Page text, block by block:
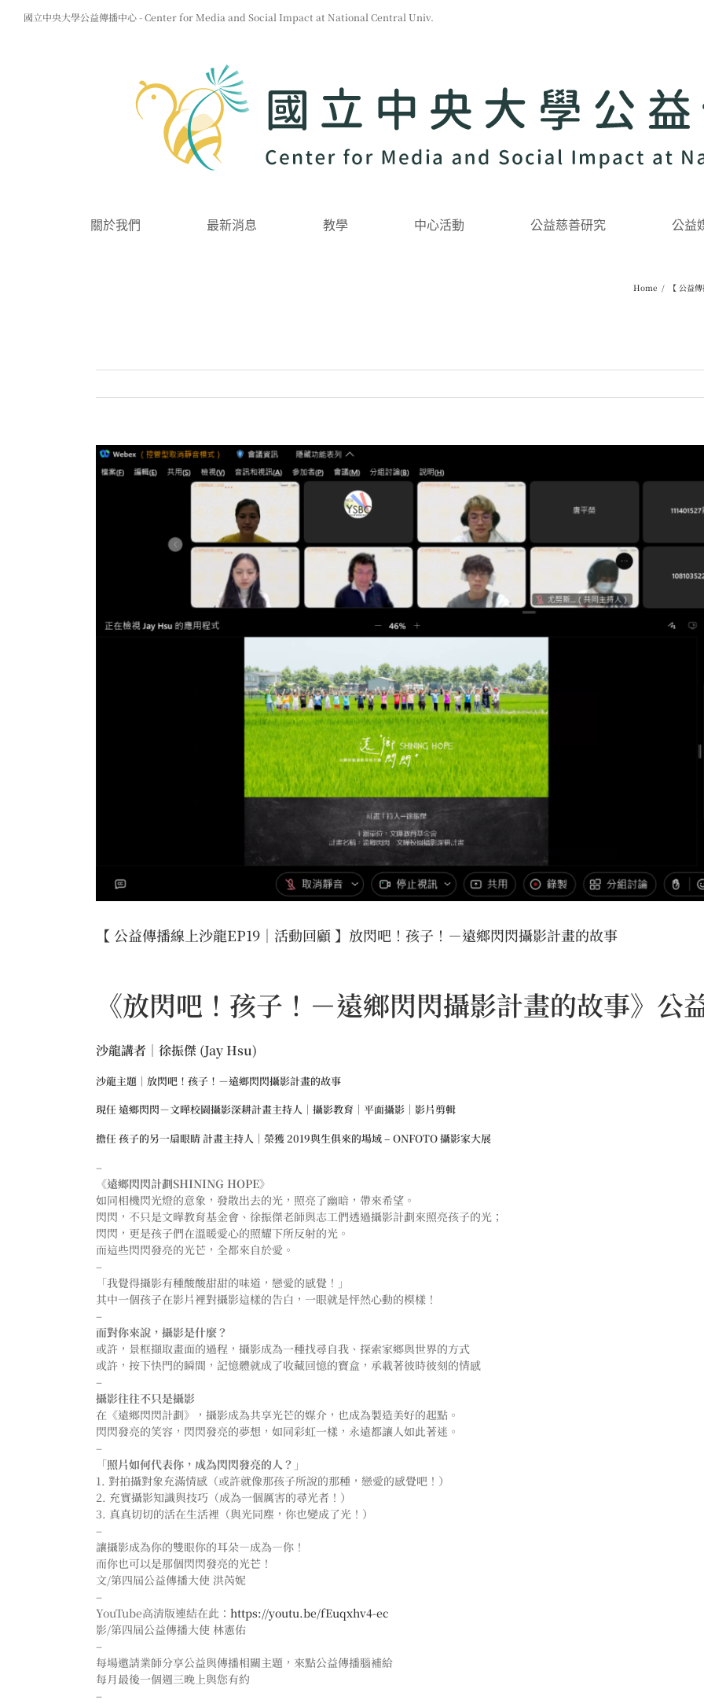
國立中央大學公益傳播中心 - Center for Media and Social Impact at National Central Univ.
關於我們 最新消息 教學 中心活動 公益慈善研究 公益
Home / 【 公益
View
Larger
【 公益傳播線上沙龍EP19｜活動回顧 】放閃吧！孩子！－遠鄉閃閃攝影計畫的故事
《放閃吧！孩子！－遠鄉閃閃攝影計畫的故事》公
沙龍講者｜徐振傑 (Jay Hsu)
沙龍主題｜放閃吧！孩子！－遠鄉閃閃攝影計畫的故事
現任 遠鄉閃閃－文曄校園攝影深耕計畫主持人｜攝影教育｜平面攝影｜影片剪輯
擔任 孩子的另一扇眼睛 計畫主持人｜榮獲 2019與生俱來的場域 – ONFOTO 攝影家大展
–
《遠鄉閃閃計劃SHINING HOPE》
如同相機閃光燈的意象，發散出去的光，照亮了幽暗，帶來希望。
閃閃，不只是文曄教育基金會、徐振傑老師與志工們透過攝影計劃來照亮孩子的光；
閃閃，更是孩子們在溫暖愛心的照耀下所反射的光。
而這些閃閃發亮的光芒，全都來自於愛。
–
「我覺得攝影有種酸酸甜甜的味道，戀愛的感覺！」
其中一個孩子在影片裡對攝影這樣的告白，一眼就是怦然心動的模樣！
–
而對你來說，攝影是什麼？
或許，景框擷取畫面的過程，攝影成為一種找尋自我、探索家鄉與世界的方式
或許，按下快門的瞬間，記憶體就成了收藏回憶的寶盒，承載著彼時彼刻的情感
–
攝影往往不只是攝影
在《遠鄉閃閃計劃》，攝影成為共享光芒的媒介，也成為製造美好的起點。
閃閃發亮的笑容，閃閃發亮的夢想，如同彩虹一樣，永遠都讓人如此著迷。
–
「照片如何代表你，成為閃閃發亮的人？」
1. 對拍攝對象充滿情感（或許就像那孩子所說的那種，戀愛的感覺吧！）
2. 充實攝影知識與技巧（成為一個厲害的尋光者！）
3. 真真切切的活在生活裡（與光同塵，你也變成了光！）
–
讓攝影成為你的雙眼你的耳朵—成為—你！
而你也可以是那個閃閃發亮的光芒！
文/第四屆公益傳播大使 洪芮妮
–
YouTube高清版連結在此： https://youtu.be/fEuqxhv4-ec
影/第四屆公益傳播大使 林憲佑
–
每場邀請業師分享公益與傳播相關主題，來點公益傳播腦補給
每月最後一個週三晚上與您有約
–